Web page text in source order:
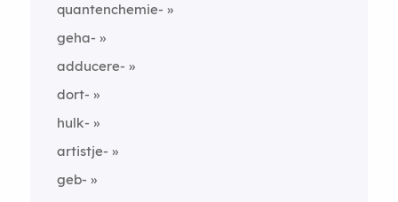
quantenchemie-
geha-
adducere-
dort-
hulk-
artistje-
geb-